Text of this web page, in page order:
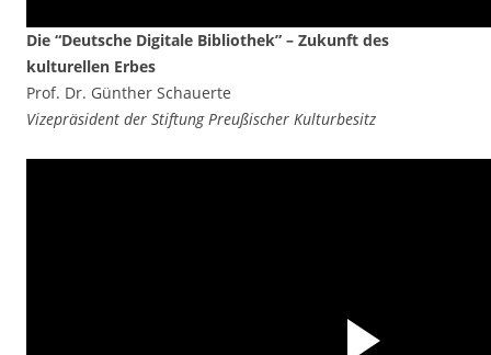
Die “Deutsche Digitale Bibliothek” – Zukunft des
kulturellen Erbes
Prof. Dr. Günther Schauerte
Vizepräsident der Stiftung Preußischer Kulturbesitz